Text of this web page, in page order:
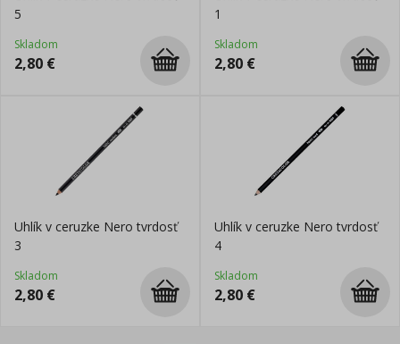
5
Skladom
2,80 €
1
Skladom
2,80 €
Uhlík v ceruzke Nero tvrdosť
3
Skladom
2,80 €
Uhlík v ceruzke Nero tvrdosť
4
Skladom
2,80 €